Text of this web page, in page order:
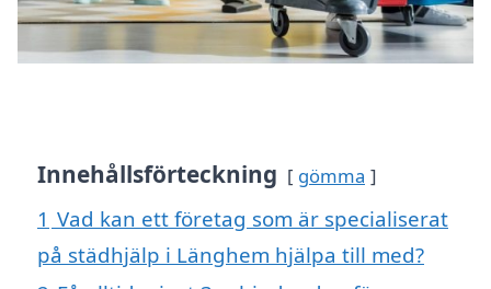
Innehållsförteckning gömma
1 Vad kan ett företag som är specialiserat
på städhjälp i Länghem hjälpa till med?